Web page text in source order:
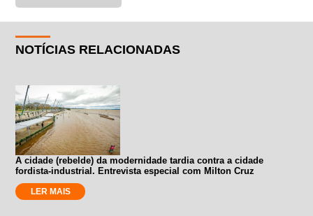
NOTÍCIAS RELACIONADAS
A cidade (rebelde) da modernidade tardia contra a cidade
fordista-industrial. Entrevista especial com Milton Cruz
LER MAIS